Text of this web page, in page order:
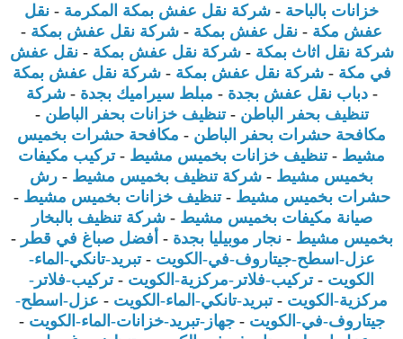
خزانات بالباحة - شركة نقل عفش بمكة المكرمة - نقل
عفش مكة - نقل عفش بمكة - شركة نقل عفش بمكة -
شركة نقل اثاث بمكة -شركة نقل عفش بمكة -نقل عفش
في مكة -شركة نقل عفش بمكة -شركة نقل عفش بمكة
-دباب نقل عفش بجدة - مبلط سيراميك بجدة -شركة
تنظيف بحفر الباطن -تنظيف خزانات بحفر الباطن -
مكافحة حشرات بحفر الباطن - مكافحة حشرات بخميس
مشيط -تنظيف خزانات بخميس مشيط -تركيب مكيفات
بخميس مشيط - شركة تنظيف بخميس مشيط - رش
حشرات بخميس مشيط -تنظيف خزانات بخميس مشيط -
صيانة مكيفات بخميس مشيط -شركة تنظيف بالبخار
بخميس مشيط -نجار موبيليا بجدة - أفضل صباغ في قطر -
عزل-اسطح-جيتاروف-في-الكويت -تبريد-تانكي-الماء-
الكويت -تركيب-فلاتر-مركزية-الكويت -تركيب-فلاتر-
مركزية-الكويت -تبريد-تانكي-الماء-الكويت - عزل-اسطح-
جيتاروف-في-الكويت -جهاز-تبريد-خزانات-الماء-الكويت -